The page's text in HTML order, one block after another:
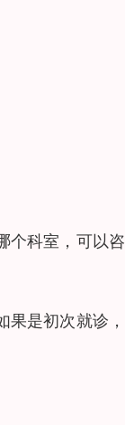
个科室，可以
果是初次就诊